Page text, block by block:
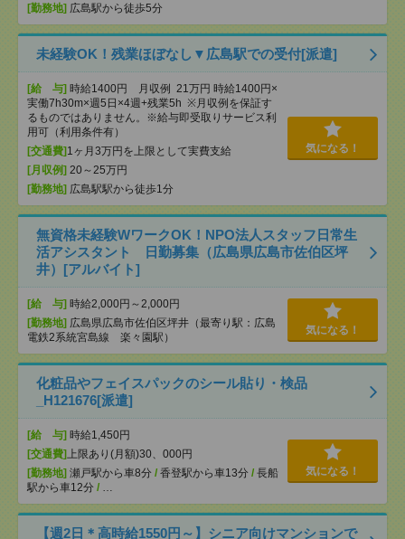
[勤務地] 広島駅から徒歩5分
未経験OK！残業ほぼなし▼広島駅での受付[派遣]
[給 与] 時給1400円 月収例 21万円 時給1400円×
実働7h30m×週5日×4週+残業5h ※月収例を保証す
るものではありません。※給与即受取りサービス利
用可（利用条件有）
[交通費] 1ヶ月3万円を上限として実費支給
[月収例] 20～25万円
[勤務地] 広島駅駅から徒歩1分
気になる！
無資格未経験WワークOK！NPO法人スタッフ日常生
活アシスタント 日勤募集（広島県広島市佐伯区坪
井）[アルバイト]
[給 与] 時給2,000円～2,000円
[勤務地] 広島県広島市佐伯区坪井（最寄り駅：広島
電鉄2系統宮島線 楽々園駅）
気になる！
化粧品やフェイスパックのシール貼り・検品
_H121676[派遣]
[給 与] 時給1,450円
[交通費] 上限あり(月額)30、000円
[勤務地] 瀬戸駅から車8分 / 香登駅から車13分 / 長船
駅から車12分 / …
気になる！
【週2日＊高時給1550円～】シニア向けマンションで